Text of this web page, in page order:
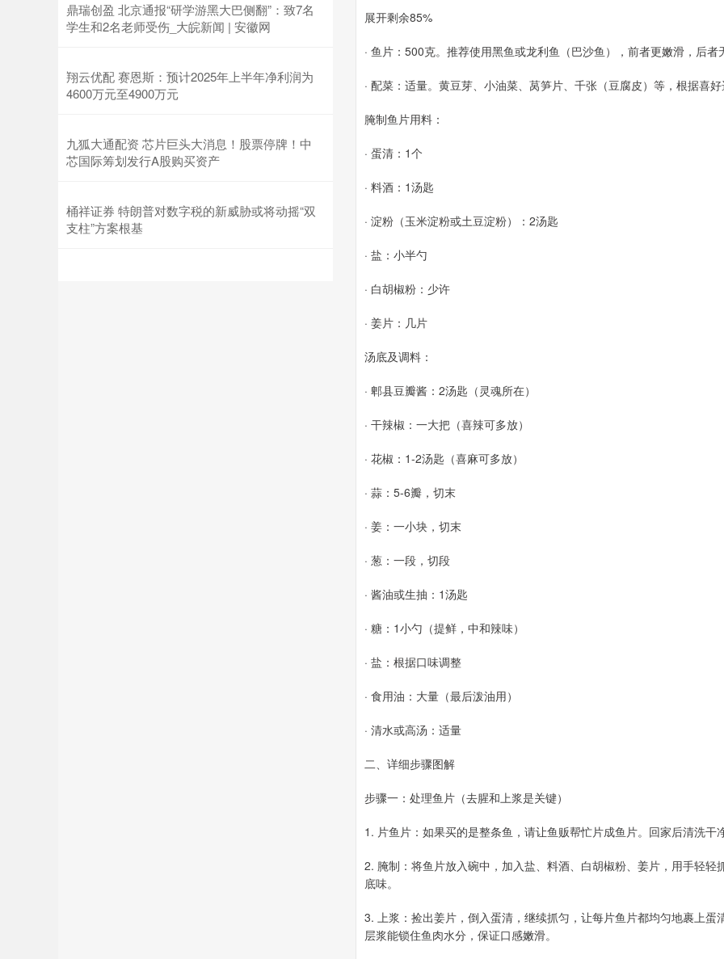
展开剩余85%
· 鱼片：500克。推荐使用黑鱼或龙利鱼（巴沙鱼），前者更嫩滑，后者
· 配菜：适量。黄豆芽、小油菜、莴笋片、千张（豆腐皮）等，根据喜好
腌制鱼片用料：
· 蛋清：1个
· 料酒：1汤匙
· 淀粉（玉米淀粉或土豆淀粉）：2汤匙
· 盐：小半勺
· 白胡椒粉：少许
· 姜片：几片
汤底及调料：
· 郫县豆瓣酱：2汤匙（灵魂所在）
· 干辣椒：一大把（喜辣可多放）
· 花椒：1-2汤匙（喜麻可多放）
· 蒜：5-6瓣，切末
· 姜：一小块，切末
· 葱：一段，切段
· 酱油或生抽：1汤匙
· 糖：1小勺（提鲜，中和辣味）
· 盐：根据口味调整
· 食用油：大量（最后泼油用）
· 清水或高汤：适量
二、详细步骤图解
步骤一：处理鱼片（去腥和上浆是关键）
1. 片鱼片：如果买的是整条鱼，请让鱼贩帮忙片成鱼片。回家后清洗干
2. 腌制：将鱼片放入碗中，加入盐、料酒、白胡椒粉、姜片，用手轻
底味。
3. 上浆：捡出姜片，倒入蛋清，继续抓匀，让每片鱼片都均匀地裹上
层浆能锁住鱼肉水分，保证口感嫩滑。
鼎瑞创盈 北京通报“研学游黑大巴侧翻”：致7名
学生和2名老师受伤_大皖新闻 | 安徽网
翔云优配 赛恩斯：预计2025年上半年净利润为
4600万元至4900万元
九狐大通配资 芯片巨头大消息！股票停牌！中
芯国际筹划发行A股购买资产
桶祥证券 特朗普对数字税的新威胁或将动摇“双
支柱”方案根基